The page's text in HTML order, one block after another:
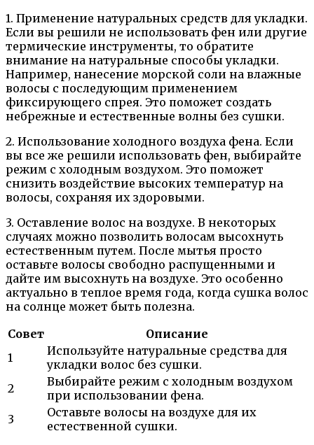
1. Применение натуральных средств для укладки.
Если вы решили не использовать фен или другие
термические инструменты, то обратите
внимание на натуральные способы укладки.
Например, нанесение морской соли на влажные
волосы с последующим применением
фиксирующего спрея. Это поможет создать
небрежные и естественные волны без сушки.
2. Использование холодного воздуха фена. Если
вы все же решили использовать фен, выбирайте
режим с холодным воздухом. Это поможет
снизить воздействие высоких температур на
волосы, сохраняя их здоровыми.
3. Оставление волос на воздухе. В некоторых
случаях можно позволить волосам высохнуть
естественным путем. После мытья просто
оставьте волосы свободно распущенными и
дайте им высохнуть на воздухе. Это особенно
актуально в теплое время года, когда сушка волос
на солнце может быть полезна.
Совет
Описание
1
Используйте натуральные средства для
укладки волос без сушки.
2
Выбирайте режим с холодным воздухом
при использовании фена.
3
Оставьте волосы на воздухе для их
естественной сушки.